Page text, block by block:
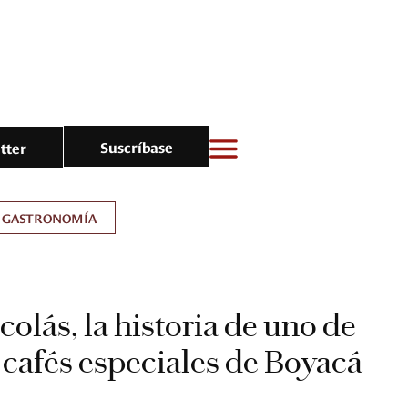
Suscríbase
GASTRONOMÍA
la historia de uno de
especiales de Boyacá